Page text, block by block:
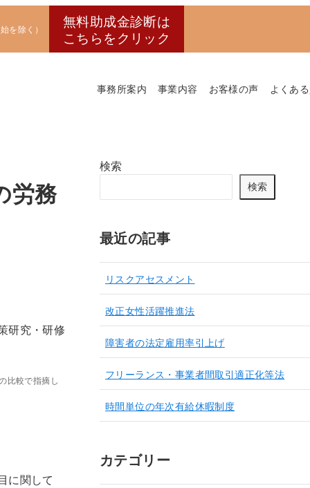
を除く）
無料助成金診断は
こちらをクリック
事務所案内 事業内容 お客様の声 よくあ
労務
研究・研修
比較で指摘し
に関して
検索
検索
最近の記事
リスクアセスメント
改正女性活躍推進法
障害者の法定雇用率引上げ
フリーランス・事業者間取引適正化等法
時間単位の年次有給休暇制度
カテゴリー